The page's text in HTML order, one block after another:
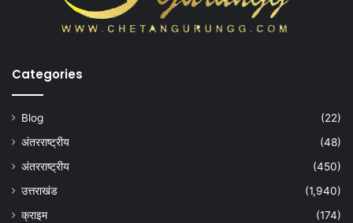
Categories
Blog
(22)
अंतरराष्ट्रीय
(48)
अंतरराष्ट्रीय
(450)
उत्तराखंड
(1,940)
क्राइम
(174)